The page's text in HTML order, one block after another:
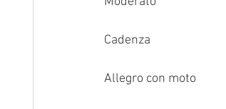
Cadenza
Allegro con moto